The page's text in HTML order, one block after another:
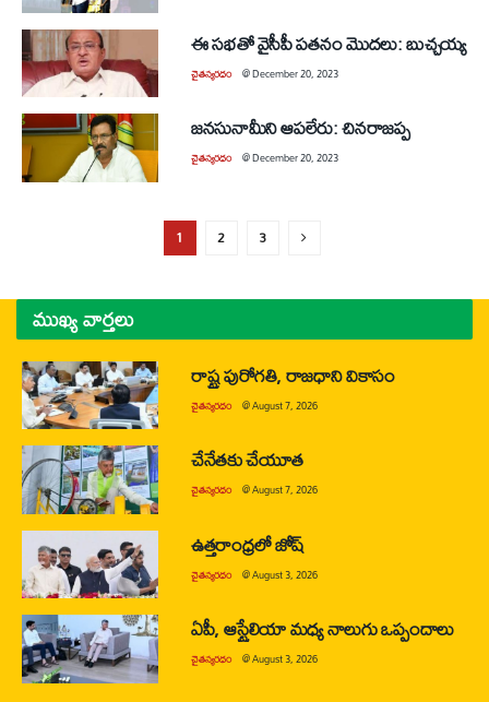
ఈ సభతో వైసీపీ పతనం మొదలు: బుచ్చయ్య
చైతన్యరధం @December 20, 2023
జనసునామీని ఆపలేరు: చినరాజప్ప
చైతన్యరధం @December 20, 2023
1 2 3
ముఖ్య వార్తలు
రాష్ట్ర పురోగతి, రాజధాని వికాసం
చైతన్యరధం @August 7, 2026
చేనేతకు చేయూత
చైతన్యరధం @August 7, 2026
ఉత్తరాంధ్రలో జోష్
చైతన్యరధం @August 3, 2026
ఏపీ, ఆస్ట్రేలియా మధ్య నాలుగు ఒప్పందాలు
చైతన్యరధం @August 3, 2026